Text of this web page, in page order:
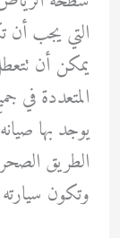
التي يجب أن
يمكن أن
المتعددة في
يوجد بها
الطريق
وتكون